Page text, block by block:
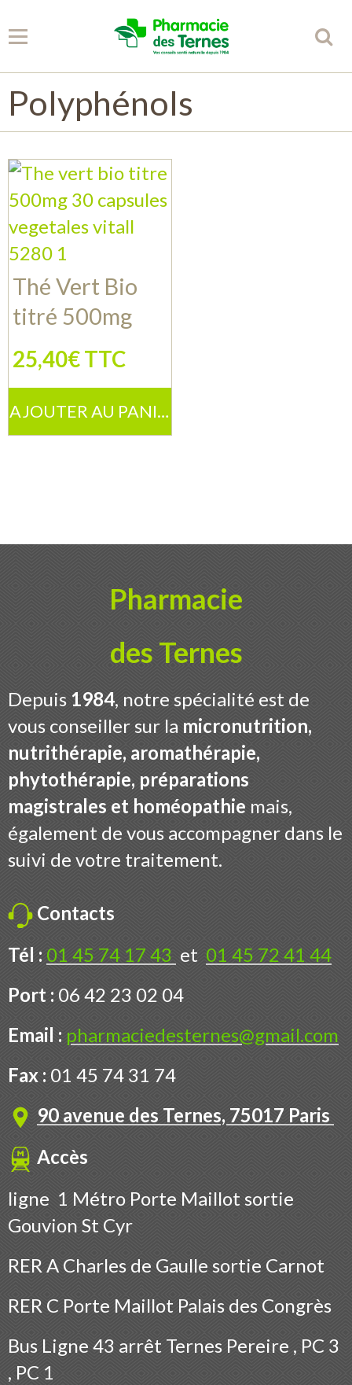
Panier
Votre compte
Accueil
Spécificités
Conseils
Partenaires
Librairie
Contact
Boutique
Polyphénols
Thé Vert Bio
titré 500mg
25,40€ TTC
AJOUTER AU PANIER
Pharmacie
des Ternes
Depuis 1984, notre spécialité est de
vous conseiller sur la micronutrition,
nutrithérapie, aromathérapie,
phytothérapie, préparations
magistrales et homéopathie mais,
également de vous accompagner dans le
suivi de votre traitement.
Contacts
Tél : 01 45 74 17 43 et 01 45 72 41 44
Port : 06 42 23 02 04
Email : pharmaciedesternes@gmail.com
Fax : 01 45 74 31 74
90 avenue des Ternes, 75017 Paris
Accès
ligne 1 Métro Porte Maillot sortie
Gouvion St Cyr
RER A Charles de Gaulle sortie Carnot
RER C Porte Maillot Palais des Congrès
Bus Ligne 43 arrêt Ternes Pereire , PC 3
, PC 1